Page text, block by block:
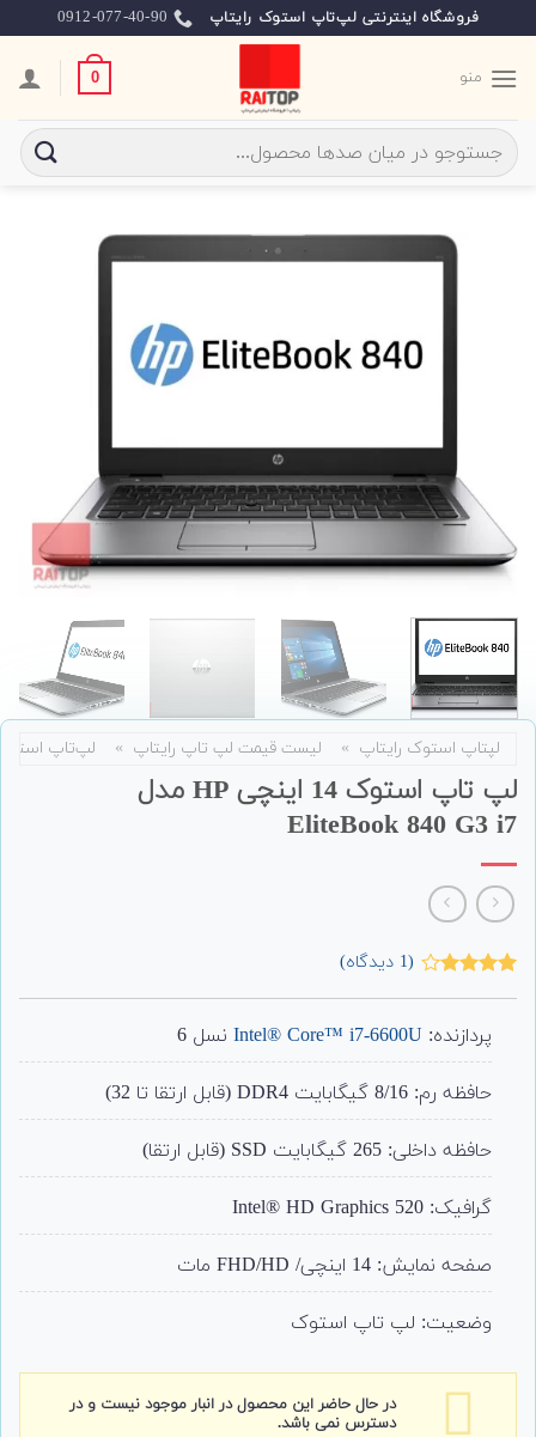
to
content
فروشگاه اینترنتی لپ‌تاپ استوک رایتاپ 0912-077-40-90
منو 0
جستجو
برای:
لپتاپ استوک رایتاپ » لیست قیمت لپ تاپ رایتاپ » لپ‌تاپ
لپ تاپ استوک 14 اینچی HP مدل
EliteBook 840 G3 i7
امتیاز
مشتری
(
1 دیدگاه)
پردازنده: Intel® Core™ i7-6600Uنسل 6
حافظه رم: 8/16 گیگابایت DDR4 (قابل ارتقا تا 32)
حافظه داخلی: 265 گیگابایت SSD (قابل ارتقا)
گرافیک: Intel® HD Graphics 520
صفحه نمایش: 14 اینچی/ FHD/HD مات
وضعیت: لپ تاپ استوک
در حال حاضر این محصول در انبار موجود نیست و در
دسترس نمی باشد.